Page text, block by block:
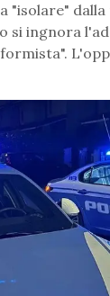
"isolare"
si ingnora